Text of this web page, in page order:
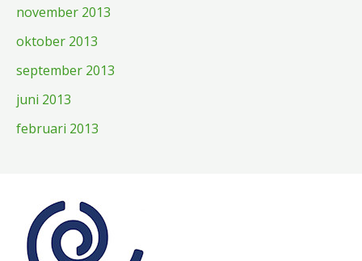
november 2013
oktober 2013
september 2013
juni 2013
februari 2013